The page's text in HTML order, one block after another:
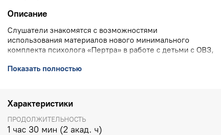
Описание
Слушатели знакомятся с возможностями
использования материалов нового минимального
комплекта психолога «Пертра» в работе с детьми с ОВЗ,
пространственного мышления, зрительно-двигательной
формирование графомоторных навыков и др.
Показать полностью
Характеристики
ПРОДОЛЖИТЕЛЬНОСТЬ
1 час 30 мин (2 акад. ч)